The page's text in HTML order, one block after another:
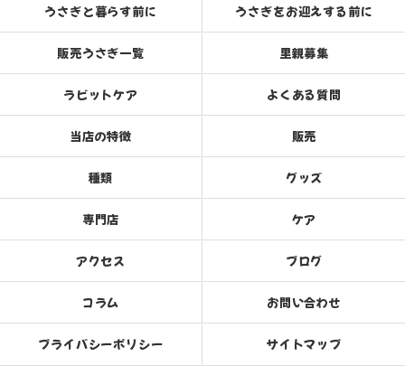
うさぎと暮らす前に うさぎをお迎えする前に
販売うさぎ一覧 里親募集
ラビットケア よくある質問
当店の特徴 販売
種類 グッズ
専門店 ケア
アクセス ブログ
コラム お問い合わせ
プライバシーポリシー サイトマップ